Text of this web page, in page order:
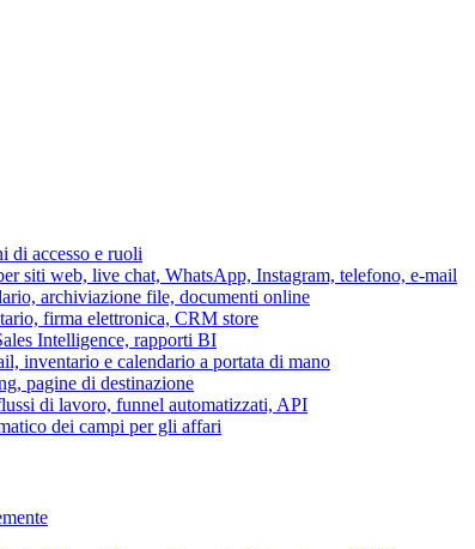
di accesso e ruoli
siti web, live chat, WhatsApp, Instagram, telefono, e-mail
archiviazione file, documenti online
firma elettronica, CRM store
Intelligence, rapporti BI
inventario e calendario a portata di mano
pagine di destinazione
di lavoro, funnel automatizzati, API
dei campi per gli affari